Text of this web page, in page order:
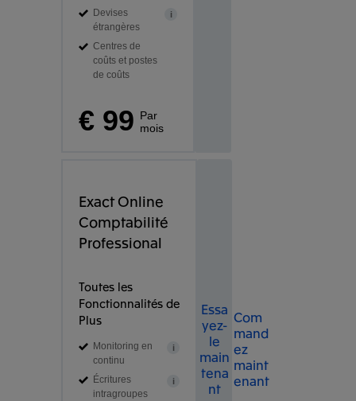
Devises
étrangères
i
Centres de
coûts et postes
de coûts
€ 99 Par
mois
Exact Online
Comptabilité
Professional
Toutes les
Fonctionnalités de
Plus
Monitoring en
continu
i
Écritures
intragroupes
i
Essa
yez-
le
main
tena
nt
Com
mand
ez
maint
enant